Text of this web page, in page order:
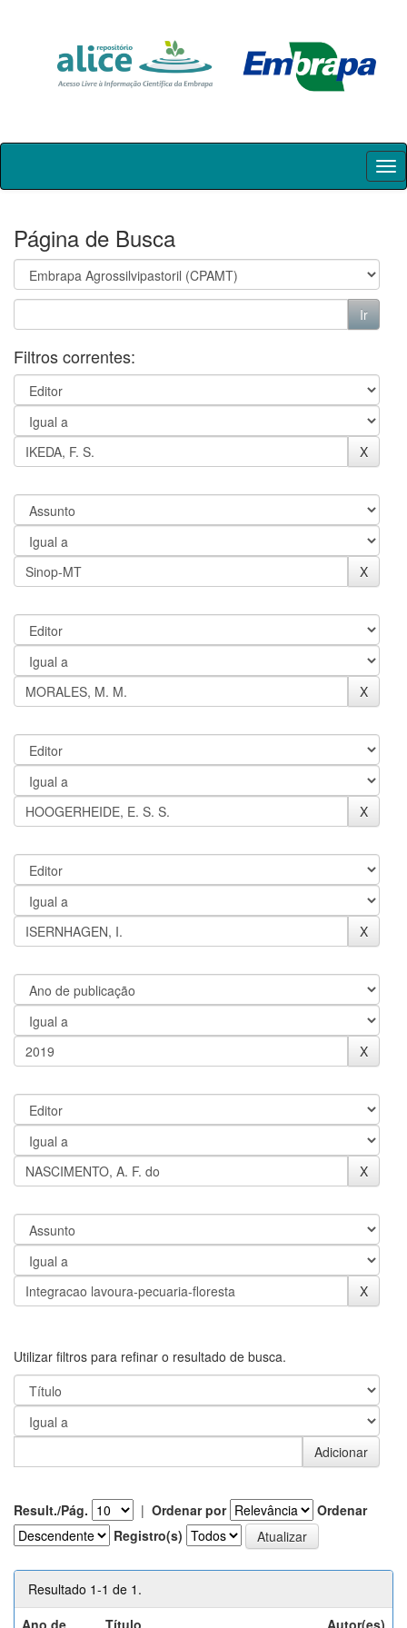
Skip
Página de Busca
Filtros correntes:
Utilizar filtros para refinar o resultado de busca.
Result./Pág. | Ordenar por
Ordenar
Registro(s)
Resultado 1-1 de 1.
Ano de
Título Autor(es)